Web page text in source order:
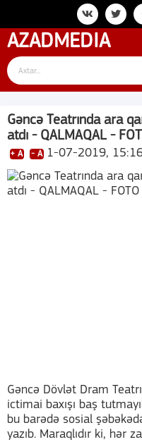
AZADMEDIA
Gəncə Teatrında ara
atdı - QALMAQAL -
+ A - A 1-07-2019,
Gəncə Dövlət Dram
ictimai baxışı baş
bu barədə sosial
yazıb. Maraqlıdır ki, hər